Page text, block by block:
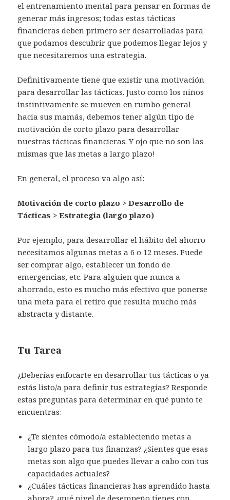
el entrenamiento mental para pensar en formas de
generar más ingresos; todas estas tácticas
financieras deben primero ser desarrolladas para
que podamos descubrir que podemos llegar lejos y
que necesitaremos una estrategia.
Definitivamente tiene que existir una motivación
para desarrollar las tácticas. Justo como los niños
instintivamente se mueven en rumbo general
hacia sus mamás, debemos tener algún tipo de
motivación de corto plazo para desarrollar
nuestras tácticas financieras. Y ojo que no son las
mismas que las metas a largo plazo!
En general, el proceso va algo así:
Motivación de corto plazo > Desarrollo de
Tácticas > Estrategia (largo plazo)
Por ejemplo, para desarrollar el hábito del ahorro
necesitamos algunas metas a 6 o 12 meses. Puede
ser comprar algo, establecer un fondo de
emergencias, etc. Para alguien que nunca a
ahorrado, esto es mucho más efectivo que ponerse
una meta para el retiro que resulta mucho más
abstracta y distante.
Tu Tarea
¿Deberías enfocarte en desarrollar tus tácticas o ya
estás listo/a para definir tus estrategias? Responde
estas preguntas para determinar en qué punto te
encuentras:
¿Te sientes cómodo/a estableciendo metas a
largo plazo para tus finanzas? ¿Sientes que esas
metas son algo que puedes llevar a cabo con tus
capacidades actuales?
¿Cuáles tácticas financieras has aprendido hasta